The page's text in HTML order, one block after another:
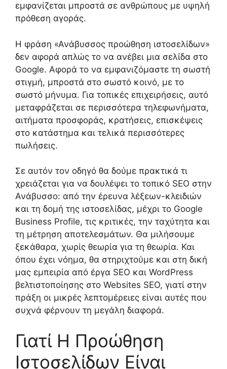
εμφανίζεται μπροστά σε ανθρώπους με υψηλή
πρόθεση αγοράς.
Η φράση «Ανάβυσσος προώθηση ιστοσελίδων»
δεν αφορά απλώς το να ανέβει μια σελίδα στο
Google. Αφορά το να εμφανιζόμαστε τη σωστή
στιγμή, μπροστά στο σωστό κοινό, με το
σωστό μήνυμα. Για τοπικές επιχειρήσεις, αυτό
μεταφράζεται σε περισσότερα τηλεφωνήματα,
αιτήματα προσφοράς, κρατήσεις, επισκέψεις
στο κατάστημα και τελικά περισσότερες
πωλήσεις.
Σε αυτόν τον οδηγό θα δούμε πρακτικά τι
χρειάζεται για να δουλέψει το τοπικό SEO στην
Ανάβυσσο: από την έρευνα λέξεων-κλειδιών
και τη δομή της ιστοσελίδας, μέχρι το Google
Business Profile, τις κριτικές, την ταχύτητα και
τη μέτρηση αποτελεσμάτων. Θα μιλήσουμε
ξεκάθαρα, χωρίς θεωρία για τη θεωρία. Και
όπου έχει νόημα, θα στηριχτούμε και στη δική
μας εμπειρία από έργα SEO και WordPress
βελτιστοποίησης στο Websites SEO, γιατί στην
πράξη οι μικρές λεπτομέρειες είναι αυτές που
συχνά φέρνουν τη μεγάλη διαφορά.
Γιατί Η Προώθηση
Ιστοσελίδων Είναι